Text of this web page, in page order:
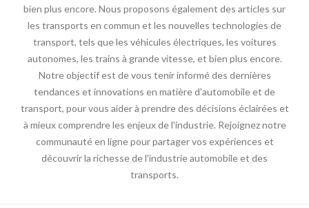
bien plus encore. Nous proposons également des articles sur
les transports en commun et les nouvelles technologies de
transport, tels que les véhicules électriques, les voitures
autonomes, les trains à grande vitesse, et bien plus encore.
Notre objectif est de vous tenir informé des dernières
tendances et innovations en matière d'automobile et de
transport, pour vous aider à prendre des décisions éclairées et
à mieux comprendre les enjeux de l'industrie. Rejoignez notre
communauté en ligne pour partager vos expériences et
découvrir la richesse de l'industrie automobile et des
transports.